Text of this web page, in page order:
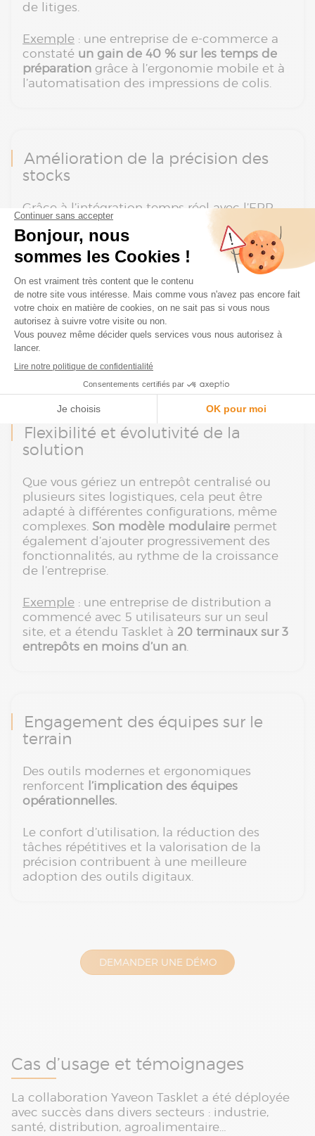
de litiges.
Exemple : une entreprise de e-commerce a
constaté un gain de 40 % sur les temps de
préparation grâce à l’ergonomie mobile et à
l’automatisation des impressions de colis.
Amélioration de la précision des
stocks
Grâce à l’intégration temps réel avec l’ERP,
les mouvements de stock sont
instantanément reflétés
. Cela évite les écarts,
les ruptures imprévues et les surstocks, tout
en garantissant une vision fiable des niveaux
de stock.
Exemple : un industriel a réduit ses écarts
d’inventaire de 75 % en 6 mois grâce à une
stratégie de comptage tournant appuyée par
Flexibilité et évolutivité de la
solution
Que vous gériez un entrepôt centralisé ou
plusieurs sites logistiques, cela peut être
adapté à différentes configurations, même
complexes. Son modèle modulaire permet
également d’ajouter progressivement des
fonctionnalités, au rythme de la croissance
de l’entreprise.
Exemple : une entreprise de distribution a
commencé avec 5 utilisateurs sur un seul
site, et a étendu Tasklet à 20 terminaux sur 3
entrepôts en moins d’un an.
Engagement des équipes sur le
terrain
Des outils modernes et ergonomiques
renforcent l’implication des équipes
opérationnelles.
Le confort d’utilisation, la réduction des
tâches répétitives et la valorisation de la
précision contribuent à une meilleure
adoption des outils digitaux.
DEMANDER UNE DÉMO
Cas d’usage et témoignages
La collaboration Yaveon Tasklet a été déployée
avec succès dans divers secteurs : industrie,
santé, distribution, agroalimentaire…